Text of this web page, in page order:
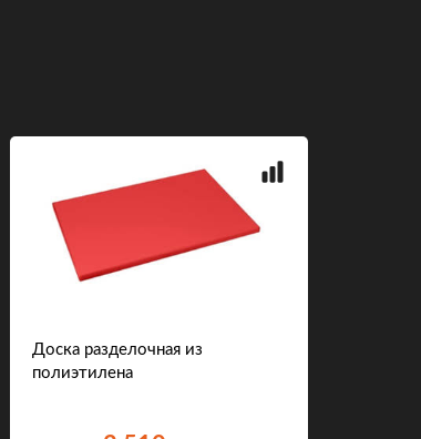
Доска разделочная из
полиэтилена